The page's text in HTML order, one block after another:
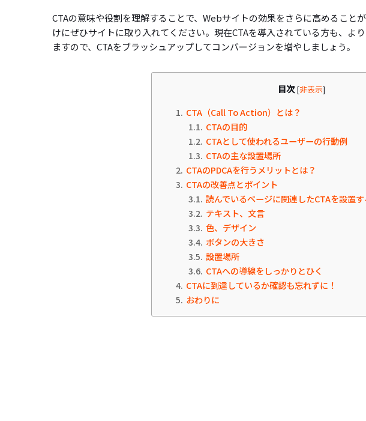
CTAの意味や役割を理解することで、Webサイトの効果をさらに高めること
けにぜひサイトに取り入れてください。現在CTAを導入されている方も、よ
ますので、CTAをブラッシュアップしてコンバージョンを増やしましょう。
目次 [非表示]
1 CTA（Call To Action）とは？
1.1 CTAの目的
1.2 CTAとして使われるユーザーの行動例
1.3 CTAの主な設置場所
2 CTAのPDCAを行うメリットとは？
3 CTAの改善点とポイント
3.1 読んでいるページに関連したCTAを設置す
3.2 テキスト、文言
3.3 色、デザイン
3.4 ボタンの大きさ
3.5 設置場所
3.6 CTAへの導線をしっかりとひく
4 CTAに到達しているか確認も忘れずに！
5 おわりに